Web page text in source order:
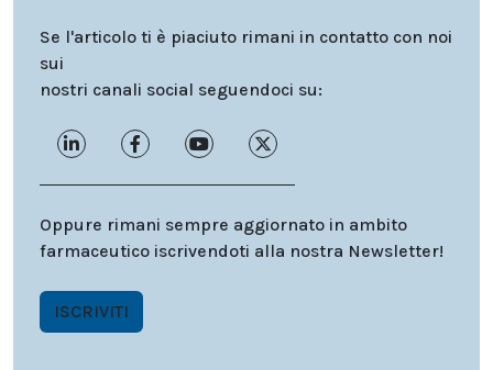
Se l'articolo ti è piaciuto rimani in contatto con noi
sui
nostri canali social seguendoci su:
Oppure rimani sempre aggiornato in ambito
farmaceutico iscrivendoti alla nostra Newsletter!
ISCRIVITI